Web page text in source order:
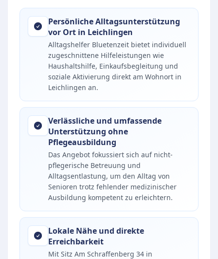
Persönliche Alltagsunterstützung
vor Ort in Leichlingen
Alltagshelfer Bluetenzeit bietet individuell
zugeschnittene Hilfeleistungen wie
Haushaltshilfe, Einkaufsbegleitung und
soziale Aktivierung direkt am Wohnort in
Leichlingen an.
Verlässliche und umfassende
Unterstützung ohne
Pflegeausbildung
Das Angebot fokussiert sich auf nicht-
pflegerische Betreuung und
Alltagsentlastung, um den Alltag von
Senioren trotz fehlender medizinischer
Ausbildung kompetent zu erleichtern.
Lokale Nähe und direkte
Erreichbarkeit
Mit Sitz Am Schraffenberg 34 in